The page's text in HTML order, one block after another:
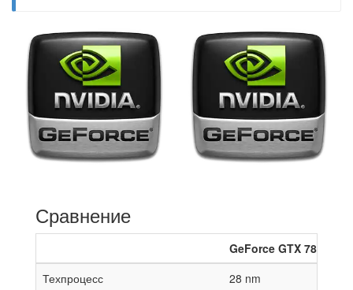
Сравнение
GeForce GTX 780
Техпроцесс
28 nm